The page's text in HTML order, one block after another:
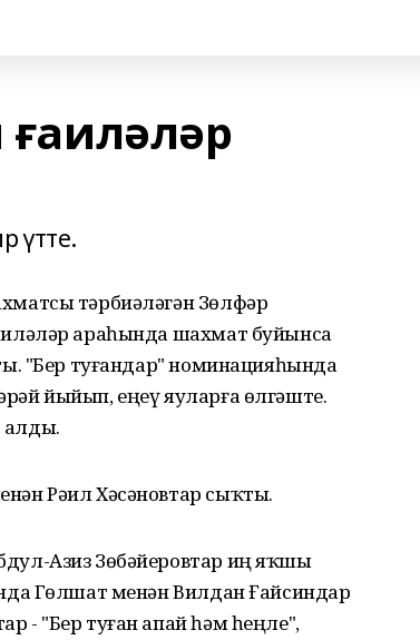
үтте.
тәрбиәләгән Зөлфәр
араһында шахмат буйынса
"Бер туғандар" номинацияһында
йыйып, еңеү яуларға өлгәште.
алды.
Рәил Хәсәновтар сыҡты.
Азиз Зөбәйеровтар иң яҡшы
Гөлшат менән Вилдан Ғайсиндар
- "Бер туған апай һәм һеңле",